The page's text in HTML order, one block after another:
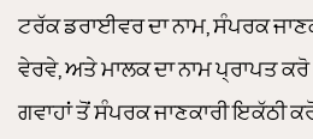
ਟਰੱਕ ਡਰਾਈਵਰ ਦਾ ਨਾਮ, ਸੰਪਰਕ
ਵੇਰਵੇ, ਅਤੇ ਮਾਲਕ ਦਾ ਨਾਮ ਪ੍ਰਾਪਤ
ਗਵਾਹਾਂ ਤੋਂ ਸੰਪਰਕ ਜਾਣਕਾਰੀ ਇਕੱਠੀ